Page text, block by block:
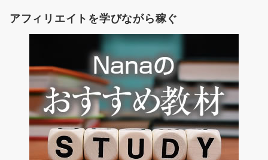
アフィリエイトを学びながら稼ぐ